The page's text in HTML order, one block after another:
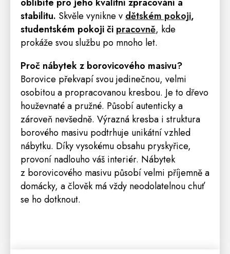
stabilitu. Skvěle vynikne v dětském pokoji,
studentském pokojiči pracovně, kde
prokáže svou službu po mnoho let.
Proč nábytek z borovicového masivu?
Borovice překvapí svou jedinečnou, velmi
osobitou a propracovanou kresbou. Je to dřevo
houževnaté a pružné. Působí autenticky a
zároveň nevšedně. Výrazná kresba i struktura
borového masivu podtrhuje unikátní vzhled
nábytku. Díky vysokému obsahu pryskyřice,
provoní nadlouho váš interiér. Nábytek
z borovicového masivu působí velmi příjemně a
domácky, a člověk má vždy neodolatelnou chuť
se ho dotknout.